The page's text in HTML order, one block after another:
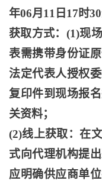
年06月11日17时
获取方式： (1)现
表需携带身份证
法定代表人授权
复印件到现场报
关资料；
(2)线上获取：在
式向代理机构提
应明确供应商单